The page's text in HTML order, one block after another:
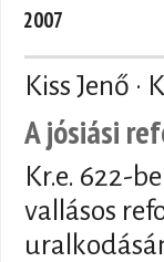
2007
Kiss Jenő ·
A jósiási
Kr.e. 622-
vallásos